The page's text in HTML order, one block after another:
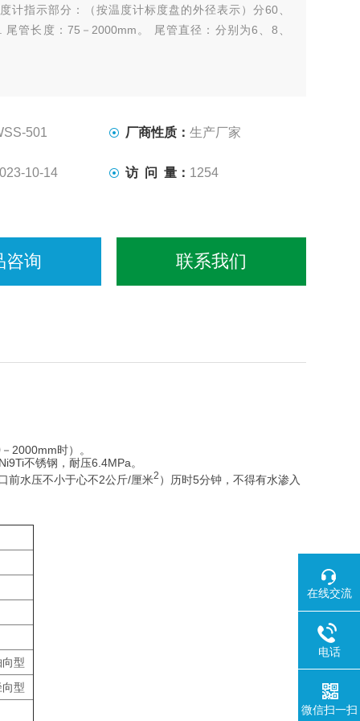
计指示部分：（按温度计标度盘的外径表示）分60、
尾管长度：75－2000mm。 尾管直径：分别为6、8、
501 厂商性质： 生产厂家
10-14 访 问 量： 1254
咨询 联系我们
2000mm时）。
不锈钢，耐压6.4MPa。
前水压不小于心不2公斤/厘米2 ）历时5分钟，不得有水渗入
型
型
在线交流
电话
微信扫一扫